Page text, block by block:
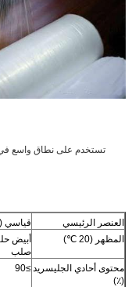
تستخدم على نطاق واسع في
العنصر الرئيسي قياسي (GB15612-1995)
المظهر (20 ℃)
أبيض
صلب
محتوى أحادي الجليسريد
(٪)
≥90